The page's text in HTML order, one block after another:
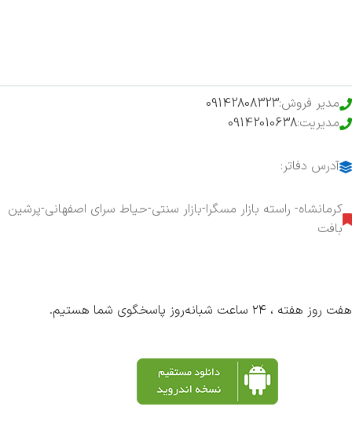
مدیر فروش:09142808323
مدیریت:09142010638
آدرس دفاتر:
کرمانشاه- راسته بازار مسگرا-بازار سنتی-حیاط سرای اصفهانی-پرشین
بافت
هفت روز هفته ، ۲۴ ساعت شبانه‌روز پاسخگوی شما هستیم.